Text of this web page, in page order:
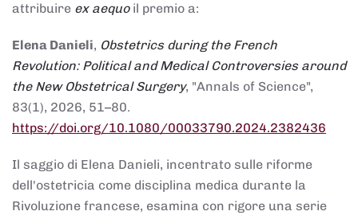
attribuire ex aequoil premio a:
Elena Danieli, Obstetrics during the French
Revolution: Political and Medical Controversies around
the New Obstetrical Surgery, "Annals of Science",
83(1), 2026, 51–80.
https://doi.org/10.1080/00033790.2024.2382436
Il saggio di Elena Danieli, incentrato sulle riforme
dell'ostetricia come disciplina medica durante la
Rivoluzione francese, esamina con rigore una serie